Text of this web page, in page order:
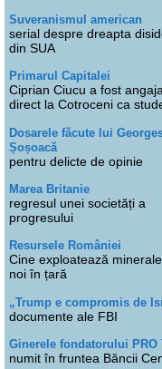
Suveranismul american
serial despre dreapta
din SUA
Primarul Capitalei
Ciprian Ciucu a fost
direct la Cotroceni ca
Dosarele făcute lui
Șoșoacă
pentru delicte de opinie
Marea Britanie
regresul unei societăți a
progresului
Resursele României
Cine exploatează
noi în țară
„Trump e compromis de
documente ale FBI
Ginerele fondatorului PRO
numit în fruntea Băncii